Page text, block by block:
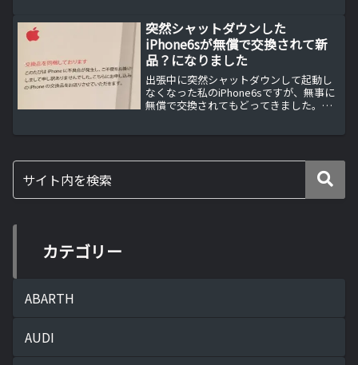
突然シャットダウンした
iPhone6sが無償で交換されて新
品？になりました
出張中に突然シャットダウンして起動し
なくなった私のiPhone6sですが、無事に
無償で交換されてもどってきました。し
カテゴリー
ABARTH
AUDI